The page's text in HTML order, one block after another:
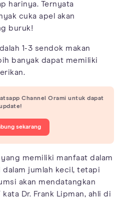
harinya. Ternyata
cuka apel akan
buruk!
1-3 sendok makan
banyak dapat memiliki
Channel Orami untuk dapat
sekarang
memiliki manfaat dalam
jumlah kecil, tetapi
akan mendatangkan
Dr. Frank Lipman, ahli di